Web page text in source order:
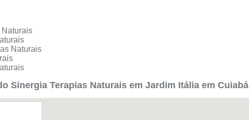
Naturais
Naturais
Sinergia Terapias Naturais em Jardim Itália em Cuiabá